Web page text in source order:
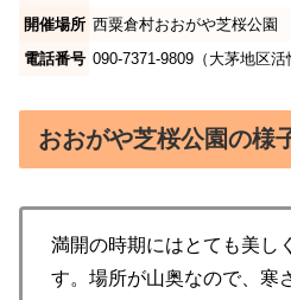
開催場所 西粟倉村おおがや芝桜公園
電話番号 090-7371-9809（大茅地区活
おおがや芝桜公園の様
満開の時期にはとても美し
す。場所が山奥なので、寒